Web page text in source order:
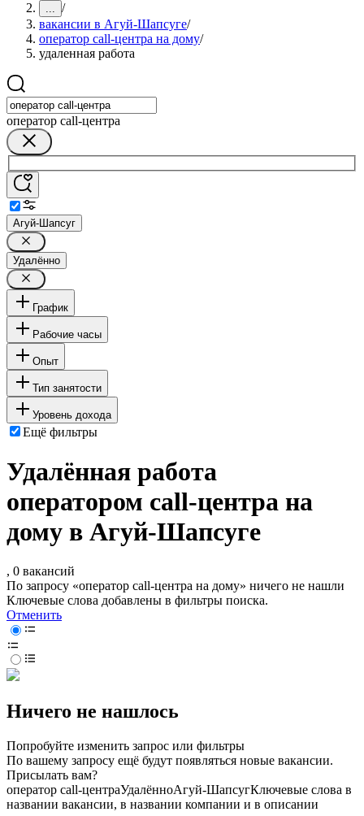
... /
вакансии в Агуй-Шапсуге/
оператор call-центра на дому/
удаленная работа
оператор call-центра
Агуй-Шапсуг
Удалённо
График
Рабочие часы
Опыт
Тип занятости
Уровень дохода
Ещё фильтры
Удалённая работа
оператором call-центра на
дому в Агуй-Шапсуге
, 0 вакансий
По запросу «оператор call-центра на дому» ничего не нашли
Ключевые слова добавлены в фильтры поиска.
Отменить
Ничего не нашлось
Попробуйте изменить запрос или фильтры
По вашему запросу ещё будут появляться новые вакансии.
Присылать вам?
оператор call-центраУдалённоАгуй-ШапсугКлючевые слова в
названии вакансии, в названии компании и в описании